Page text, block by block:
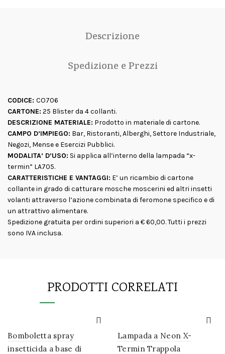
Descrizione
Spedizione e Prezzi
CODICE: CO706
CARTONE: 25 Blister da 4 collanti.
DESCRIZIONE MATERIALE: Prodotto in materiale di cartone.
CAMPO D’IMPIEGO: Bar, Ristoranti, Alberghi, Settore Industriale,
Negozi, Mense e Esercizi Pubblici.
MODALITA’ D’USO: Si applica all’interno della lampada “x-
termin” LA705.
CARATTERISTICHE E VANTAGGI: E’ un ricambio di cartone
collante in grado di catturare mosche moscerini ed altri insetti
volanti attraverso l’azione combinata di feromone specifico e di
un attrattivo alimentare.
Spedizione gratuita per ordini superiori a € 60,00. Tutti i prezzi
sono IVA inclusa.
PRODOTTI CORRELATI
Bomboletta spray
insetticida a base di
Lampada a Neon X-
Termin Trappola